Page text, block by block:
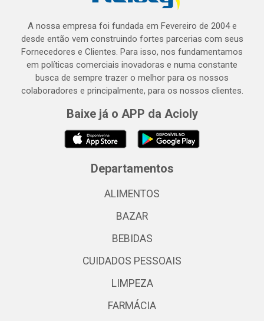
A nossa empresa foi fundada em Fevereiro de 2004 e
desde então vem construindo fortes parcerias com seus
Fornecedores e Clientes. Para isso, nos fundamentamos
em políticas comerciais inovadoras e numa constante
busca de sempre trazer o melhor para os nossos
colaboradores e principalmente, para os nossos clientes.
Baixe já o APP da Acioly
Departamentos
ALIMENTOS
BAZAR
BEBIDAS
CUIDADOS PESSOAIS
LIMPEZA
FARMÁCIA